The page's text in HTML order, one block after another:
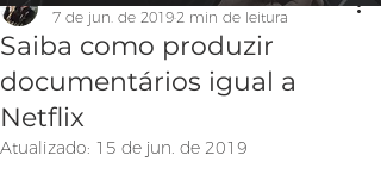
Saiba como produzir
documentários igual a
Netflix
7 de jun. de 20192 min de leitura
Atualizado: 15 de jun. de 2019